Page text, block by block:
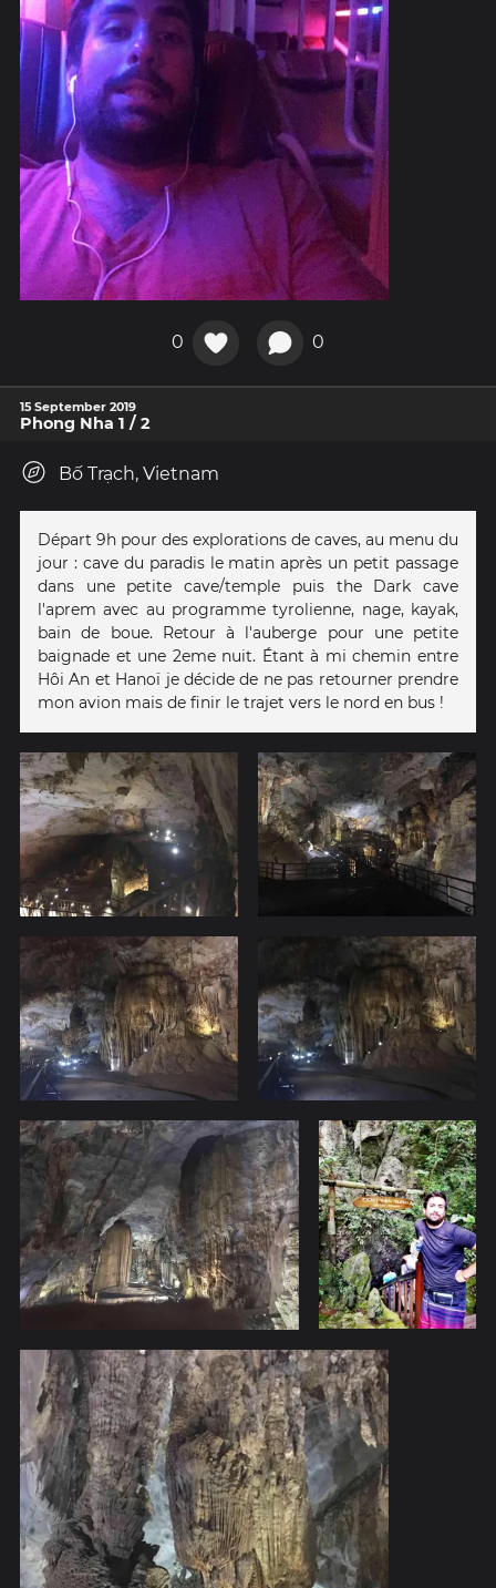
0 0
15 September 2019
Phong Nha 1 / 2
Bố Trạch, Vietnam
Départ 9h pour des explorations de caves, au menu du
jour : cave du paradis le matin après un petit passage
dans une petite cave/temple puis the Dark cave
l'aprem avec au programme tyrolienne, nage, kayak,
bain de boue. Retour à l'auberge pour une petite
baignade et une 2eme nuit. Étant à mi chemin entre
Hôi An et Hanoï je décide de ne pas retourner prendre
mon avion mais de finir le trajet vers le nord en bus !